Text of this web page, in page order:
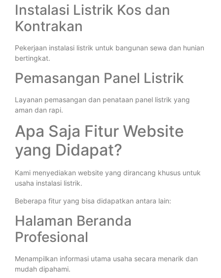
Instalasi Listrik Kos dan
Kontrakan
Pekerjaan instalasi listrik untuk bangunan sewa dan hunian
bertingkat.
Pemasangan Panel Listrik
Layanan pemasangan dan penataan panel listrik yang
aman dan rapi.
Apa Saja Fitur Website
yang Didapat?
Kami menyediakan website yang dirancang khusus untuk
usaha instalasi listrik.
Beberapa fitur yang bisa didapatkan antara lain:
Halaman Beranda
Profesional
Menampilkan informasi utama usaha secara menarik dan
mudah dipahami.